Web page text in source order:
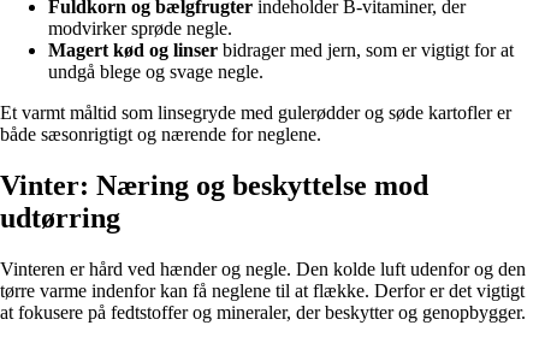
Fuldkorn og bælgfrugter indeholder B-vitaminer, der
modvirker sprøde negle.
Magert kød og linser bidrager med jern, som er vigtigt for at
undgå blege og svage negle.
Et varmt måltid som linsegryde med gulerødder og søde kartofler er
både sæsonrigtigt og nærende for neglene.
Vinter: Næring og beskyttelse mod
udtørring
Vinteren er hård ved hænder og negle. Den kolde luft udenfor og den
tørre varme indenfor kan få neglene til at flække. Derfor er det vigtigt
at fokusere på fedtstoffer og mineraler, der beskytter og genopbygger.